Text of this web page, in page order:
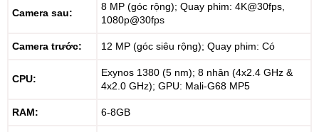
Camera sau:
8 MP (góc rộng); Quay phim: 4K@30fps,
1080p@30fps
Camera trước: 12 MP (góc siêu rộng); Quay phim: Có
CPU:
Exynos 1380 (5 nm); 8 nhân (4x2.4 GHz &
4x2.0 GHz); GPU: Mali-G68 MP5
RAM: 6-8GB